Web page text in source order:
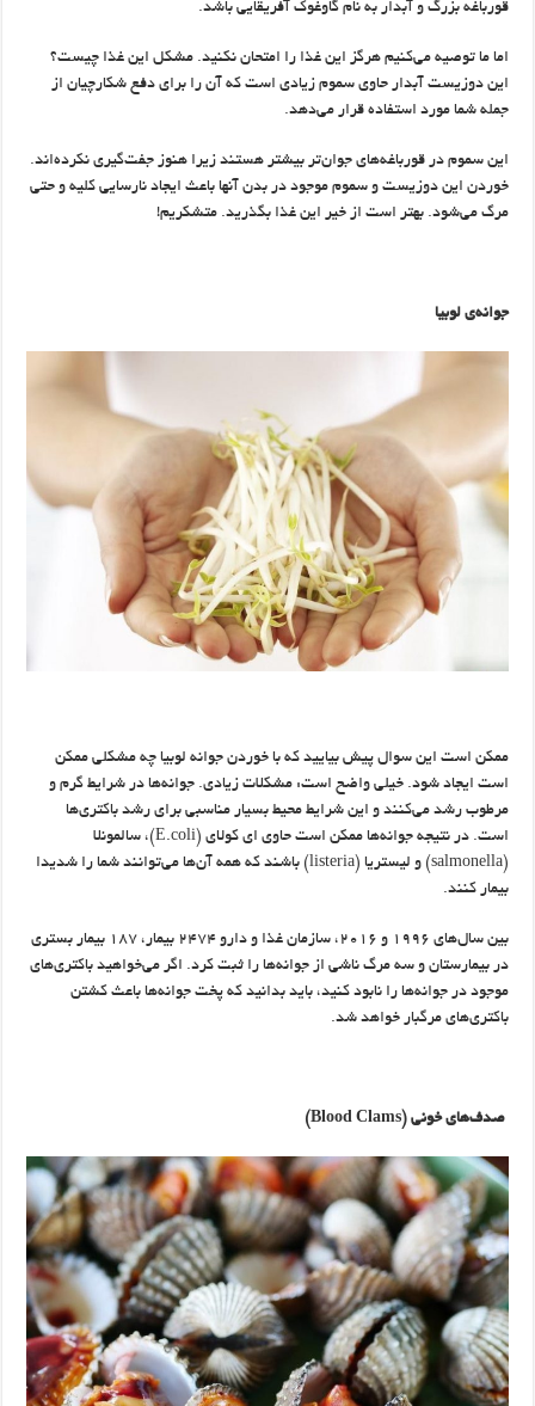
قورباغه بزرگ و آبدار به نام گاوغوک آفریقایی باشد.
اما ما توصیه می‌کنیم هرگز این غذا را امتحان نکنید. مشکل این غذا چیست؟
این دوزیست آبدار حاوی سموم زیادی است که آن را برای دفع شکارچیان از
جمله شما مورد استفاده قرار می‌دهد.
این سموم در قورباغه‌های جوان‌تر بیشتر هستند زیرا هنوز جفت‌گیری نکرده‌اند.
خوردن این دوزیست و سموم موجود در بدن آنها باعث ایجاد نارسایی کلیه و حتی
مرگ می‌شود. بهتر است از خیر این غذا بگذرید. متشکریم!
جوانه‌ی لوبیا
ممکن است این سوال پیش بیایید که با خوردن جوانه لوبیا چه مشکلی ممکن
است ایجاد شود. خیلی واضح است: مشکلات زیادی. جوانه‌ها در شرایط گرم و
مرطوب رشد می‌کنند و این شرایط محیط بسیار مناسبی برای رشد باکتری‌ها
است. در نتیجه جوانه‌ها ممکن است حاوی ای کولای (E.coli)، سالمونلا
(salmonella) و لیستریا (listeria) باشند که همه آن‌ها می‌توانند شما را شدیدا
بیمار کنند.
بین سال‌های ۱۹۹۶ و ۲۰۱۶، سازمان غذا و دارو ۲۴۷۴ بیمار، ۱۸۷ بیمار بستری
در بیمارستان و سه مرگ ناشی از جوانه‌ها را ثبت کرد. اگر می‌خواهید باکتری‌های
موجود در جوانه‌ها را نابود کنید، باید بدانید که پخت جوانه‌ها باعث کشتن
باکتری‌های مرگبار خواهد شد.
صدف‌های خونی (Blood Clams)